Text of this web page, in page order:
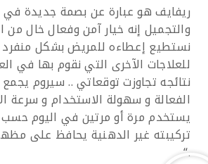
ريفايف هو عبارة عن بصمة جديدة
والتجميل إنه خيار آمن وفعال خال من
نستطيع إعطاءه للمريض بشكل منفرد
للعلاجات الآخرى التي نقوم بها في
نتائجه تجاوزت توقعاتي .. سيروم يجمع
الفعالة و سهولة الاستخدام و سرعة
يستخدم مرة أو مرتين في اليوم
تركيبته غير الدهنية يحافظ على
“.